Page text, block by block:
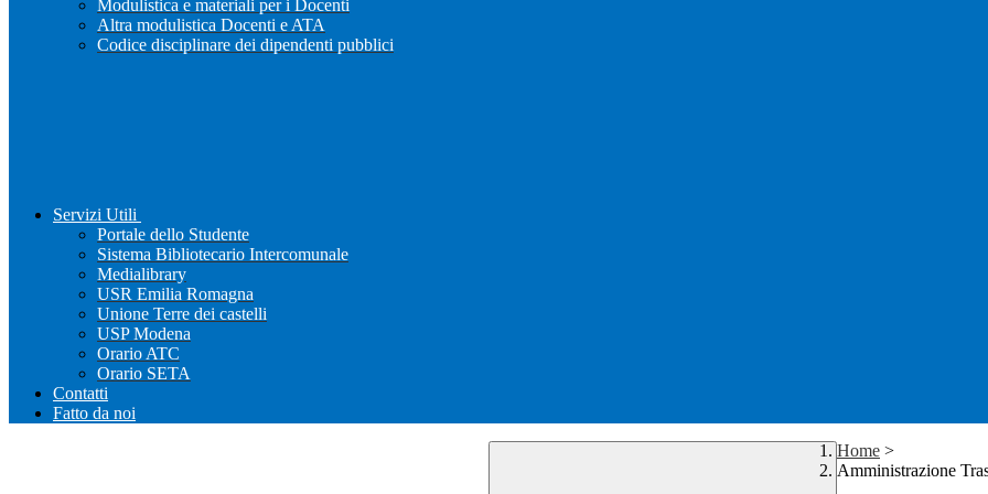
Modulistica e materiali per i Docenti
Altra modulistica Docenti e ATA
Codice disciplinare dei dipendenti pubblici
Servizi Utili
Portale dello Studente
Sistema Bibliotecario Intercomunale
Medialibrary
USR Emilia Romagna
Unione Terre dei castelli
USP Modena
Orario ATC
Orario SETA
Contatti
Fatto da noi
Home >
Amministrazione